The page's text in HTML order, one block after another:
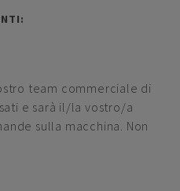
team commerciale di
e sarà il/la vostro/a
sulla macchina. Non